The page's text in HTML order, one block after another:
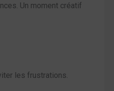
Un moment créatif
les frustrations.